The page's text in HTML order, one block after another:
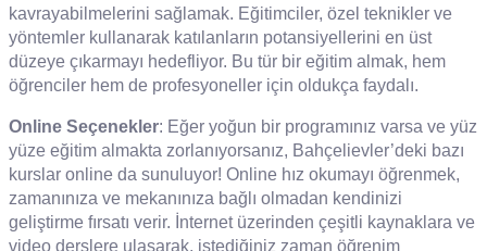
kavrayabilmelerini sağlamak. Eğitimciler, özel teknikler ve
yöntemler kullanarak katılanların potansiyellerini en üst
düzeye çıkarmayı hedefliyor. Bu tür bir eğitim almak, hem
öğrenciler hem de profesyoneller için oldukça faydalı.
Online Seçenekler: Eğer yoğun bir programınız varsa ve yüz
yüze eğitim almakta zorlanıyorsanız, Bahçelievler’deki bazı
kurslar online da sunuluyor! Online hız okumayı öğrenmek,
zamanınıza ve mekanınıza bağlı olmadan kendinizi
geliştirme fırsatı verir. İnternet üzerinden çeşitli kaynaklara ve
video derslere ulaşarak, istediğiniz zaman öğrenim